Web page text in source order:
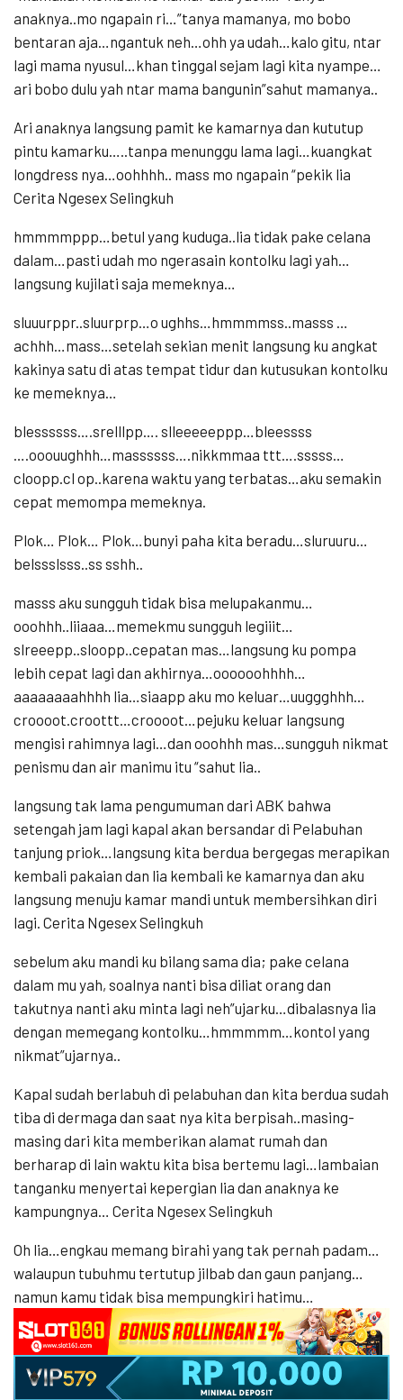
anaknya..mo ngapain ri…”tanya mamanya, mo bobo
bentaran aja…ngantuk neh…ohh ya udah…kalo gitu, ntar
lagi mama nyusul…khan tinggal sejam lagi kita nyampe…
ari bobo dulu yah ntar mama bangunin”sahut mamanya..
Ari anaknya langsung pamit ke kamarnya dan kututup
pintu kamarku…..tanpa menunggu lama lagi…kuangkat
longdress nya…oohhhh.. mass mo ngapain “pekik lia
Cerita Ngesex Selingkuh
hmmmmppp…betul yang kuduga..lia tidak pake celana
dalam…pasti udah mo ngerasain kontolku lagi yah…
langsung kujilati saja memeknya…
sluuurppr..sluurprp…o ughhs…hmmmmss..masss …
achhh…mass…setelah sekian menit langsung ku angkat
kakinya satu di atas tempat tidur dan kutusukan kontolku
ke memeknya…
blessssss….srelllpp…. slleeeeeppp…bleessss
….ooouughhh…massssss….nikkmmaa ttt….sssss…
cloopp.cl op..karena waktu yang terbatas…aku semakin
cepat memompa memeknya.
Plok… Plok… Plok…bunyi paha kita beradu…sluruuru…
belssslsss..ss sshh..
masss aku sungguh tidak bisa melupakanmu…
ooohhh..liiaaa…memekmu sungguh legiiit…
slreeepp..sloopp..cepatan mas…langsung ku pompa
lebih cepat lagi dan akhirnya…oooooohhhh…
aaaaaaaahhhh lia…siaapp aku mo keluar…uuggghhh…
croooot.croottt…croooot…pejuku keluar langsung
mengisi rahimnya lagi…dan ooohhh mas…sungguh nikmat
penismu dan air manimu itu “sahut lia..
langsung tak lama pengumuman dari ABK bahwa
setengah jam lagi kapal akan bersandar di Pelabuhan
tanjung priok…langsung kita berdua bergegas merapikan
kembali pakaian dan lia kembali ke kamarnya dan aku
langsung menuju kamar mandi untuk membersihkan diri
lagi. Cerita Ngesex Selingkuh
sebelum aku mandi ku bilang sama dia; pake celana
dalam mu yah, soalnya nanti bisa diliat orang dan
takutnya nanti aku minta lagi neh”ujarku…dibalasnya lia
dengan memegang kontolku…hmmmmm…kontol yang
nikmat”ujarnya..
Kapal sudah berlabuh di pelabuhan dan kita berdua sudah
tiba di dermaga dan saat nya kita berpisah..masing-
masing dari kita memberikan alamat rumah dan
berharap di lain waktu kita bisa bertemu lagi…lambaian
tanganku menyertai kepergian lia dan anaknya ke
kampungnya… Cerita Ngesex Selingkuh
Oh lia…engkau memang birahi yang tak pernah padam…
walaupun tubuhmu tertutup jilbab dan gaun panjang…
namun kamu tidak bisa mempungkiri hatimu…